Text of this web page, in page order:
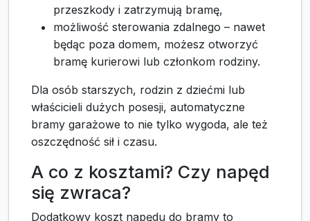
przeszkody i zatrzymują bramę,
możliwość sterowania zdalnego – nawet
będąc poza domem, możesz otworzyć
bramę kurierowi lub członkom rodziny.
Dla osób starszych, rodzin z dziećmi lub
właścicieli dużych posesji, automatyczne
bramy garażowe to nie tylko wygoda, ale też
oszczędność sił i czasu.
A co z kosztami? Czy napęd
się zwraca?
Dodatkowy koszt napędu do bramy to